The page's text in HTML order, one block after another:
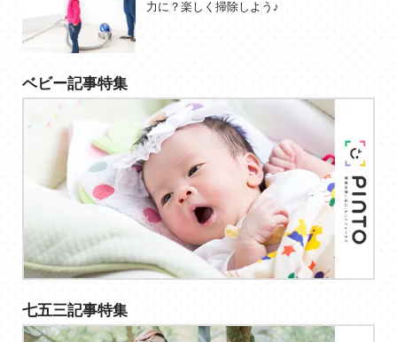
力に？楽しく掃除しよう♪
ベビー記事特集
七五三記事特集